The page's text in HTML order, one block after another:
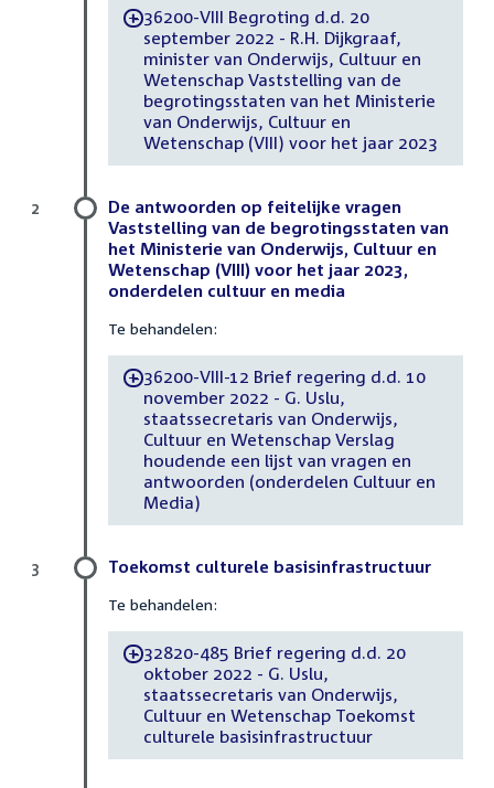
-36200-VIII Begroting d.d. 20
september 2022 - R.H. Dijkgraaf,
minister van Onderwijs, Cultuur en
Wetenschap Vaststelling van de
begrotingsstaten van het Ministerie
van Onderwijs, Cultuur en
Wetenschap (VIII) voor het jaar 2023
De antwoorden op feitelijke vragen
Vaststelling van de begrotingsstaten van
het Ministerie van Onderwijs, Cultuur en
Wetenschap (VIII) voor het jaar 2023,
onderdelen cultuur en media
Te behandelen:
-36200-VIII-12 Brief regering d.d. 10
november 2022 - G. Uslu,
staatssecretaris van Onderwijs,
Cultuur en Wetenschap Verslag
houdende een lijst van vragen en
antwoorden (onderdelen Cultuur en
Media)
2
Toekomst culturele basisinfrastructuur
Te behandelen:
-32820-485 Brief regering d.d. 20
oktober 2022 - G. Uslu,
staatssecretaris van Onderwijs,
Cultuur en Wetenschap Toekomst
culturele basisinfrastructuur
3